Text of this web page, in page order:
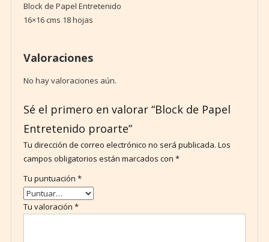
Block de Papel Entretenido
16×16 cms 18 hojas
Valoraciones
No hay valoraciones aún.
Sé el primero en valorar “Block de Papel
Entretenido proarte”
Tu dirección de correo electrónico no será publicada. Los
campos obligatorios están marcados con *
Tu puntuación *
Tu valoración *